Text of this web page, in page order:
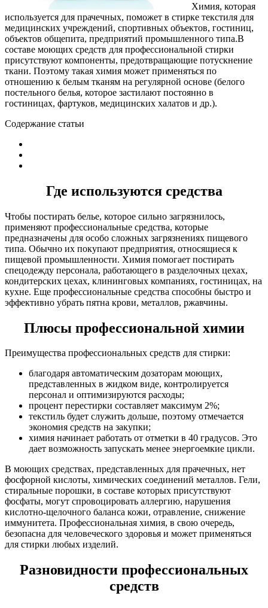
Химия, которая
используется для прачечных, поможет в стирке текстиля для
медицинских учреждений, спортивных объектов, гостиниц,
объектов общепита, предприятий промышленного типа.В
составе моющих средств для профессиональной стирки
присутствуют компоненты, предотвращающие потускнение
ткани. Поэтому такая химия может применяться по
отношению к белым тканям на регулярной основе (белого
постельного белья, которое застилают постоянно в
гостиницах, фартуков, медицинских халатов и др.).
Содержание статьи
Где используются средства
Чтобы постирать белье, которое сильно загрязнилось,
применяют профессиональные средства, которые
предназначены для особо сложных загрязнениях пищевого
типа. Обычно их покупают предприятия, относящиеся к
пищевой промышленности. Химия помогает постирать
спецодежду персонала, работающего в разделочных цехах,
кондитерских цехах, клининговых компаниях, гостиницах, на
кухне. Еще профессиональные средства способны быстро и
эффективно убрать пятна крови, металлов, ржавчины.
Плюсы профессиональной химии
Преимущества профессиональных средств для стирки:
благодаря автоматическим дозаторам моющих,
представленных в жидком виде, контролируется
персонал и оптимизируются расходы;
процент перестирки составляет максимум 2%;
текстиль будет служить дольше, поэтому отмечается
экономия средств на закупки;
химия начинает работать от отметки в 40 градусов. Это
дает возможность запускать менее энергоемкие цикли.
В моющих средствах, представленных для прачечных, нет
фосфорной кислоты, химических соединений металлов. Гели,
стиральные порошки, в составе которых присутствуют
фосфаты, могут спровоцировать аллергию, нарушения
кислотно-щелочного баланса кожи, отравление, снижение
иммунитета. Профессиональная химия, в свою очередь,
безопасна для человеческого здоровья и может применяться
для стирки любых изделий.
Разновидности профессиональных
средств